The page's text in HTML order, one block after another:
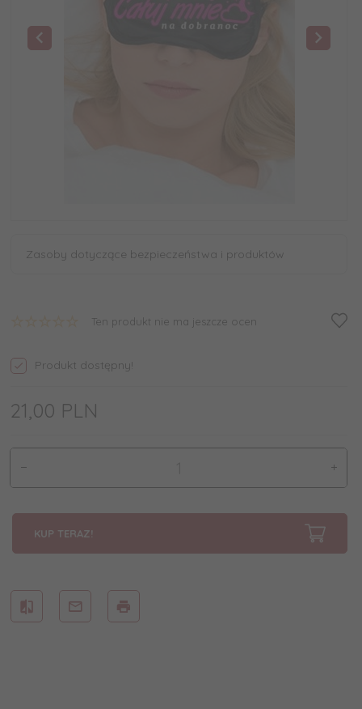
Zasoby dotyczące bezpieczeństwa i produktów
Ten produkt nie ma jeszcze ocen
Produkt dostępny!
21,00 PLN
KUP TERAZ!